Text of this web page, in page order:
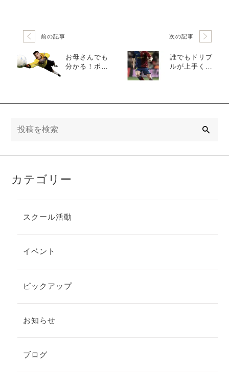
前の記事
お母さんでも
分かる！ポジ
次の記事
誰でもドリブ
ルが上手くな
カテゴリー
スクール活動
イベント
ピックアップ
お知らせ
ブログ